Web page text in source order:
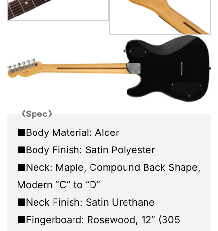
《Spec》
■Body Material: Alder
■Body Finish: Satin Polyester
■Neck: Maple, Compound Back Shape,
Modern “C” to “D”
■Neck Finish: Satin Urethane
■Fingerboard: Rosewood, 12” (305